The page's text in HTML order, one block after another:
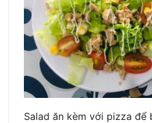
Salad ăn kèm với pizza để